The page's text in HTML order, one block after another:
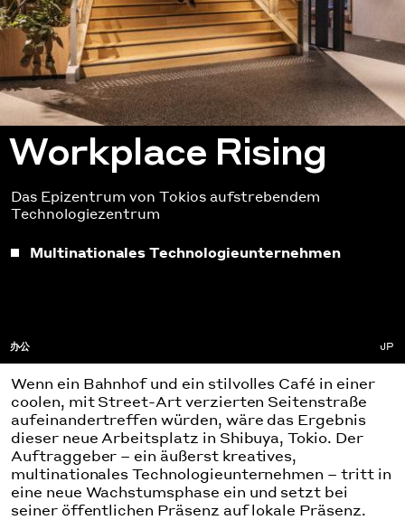
Workplace Rising
Das Epizentrum von Tokios aufstrebendem
Technologiezentrum
Multinationales Technologieunternehmen
办公 JP
Wenn ein Bahnhof und ein stilvolles Café in einer
coolen, mit Street-Art verzierten Seitenstraße
aufeinandertreffen würden, wäre das Ergebnis
dieser neue Arbeitsplatz in Shibuya, Tokio. Der
Auftraggeber – ein äußerst kreatives,
multinationales Technologieunternehmen – tritt in
eine neue Wachstumsphase ein und setzt bei
seiner öffentlichen Präsenz auf lokale Präsenz.